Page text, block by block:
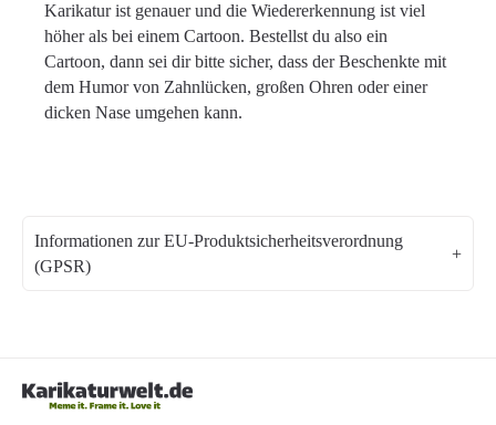
Karikatur ist genauer und die Wiedererkennung ist viel
höher als bei einem Cartoon. Bestellst du also ein
Cartoon, dann sei dir bitte sicher, dass der Beschenkte mit
dem Humor von Zahnlücken, großen Ohren oder einer
dicken Nase umgehen kann.
Informationen zur EU-Produktsicherheitsverordnung
(GPSR)